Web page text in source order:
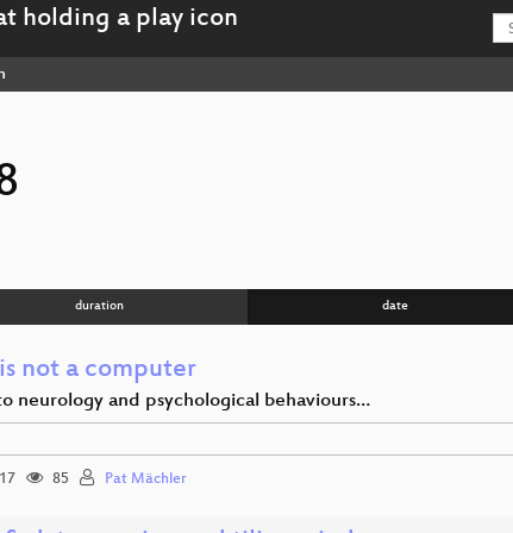
duration date
not a computer
neurology and psychological behaviours…
85 Pat Mächler